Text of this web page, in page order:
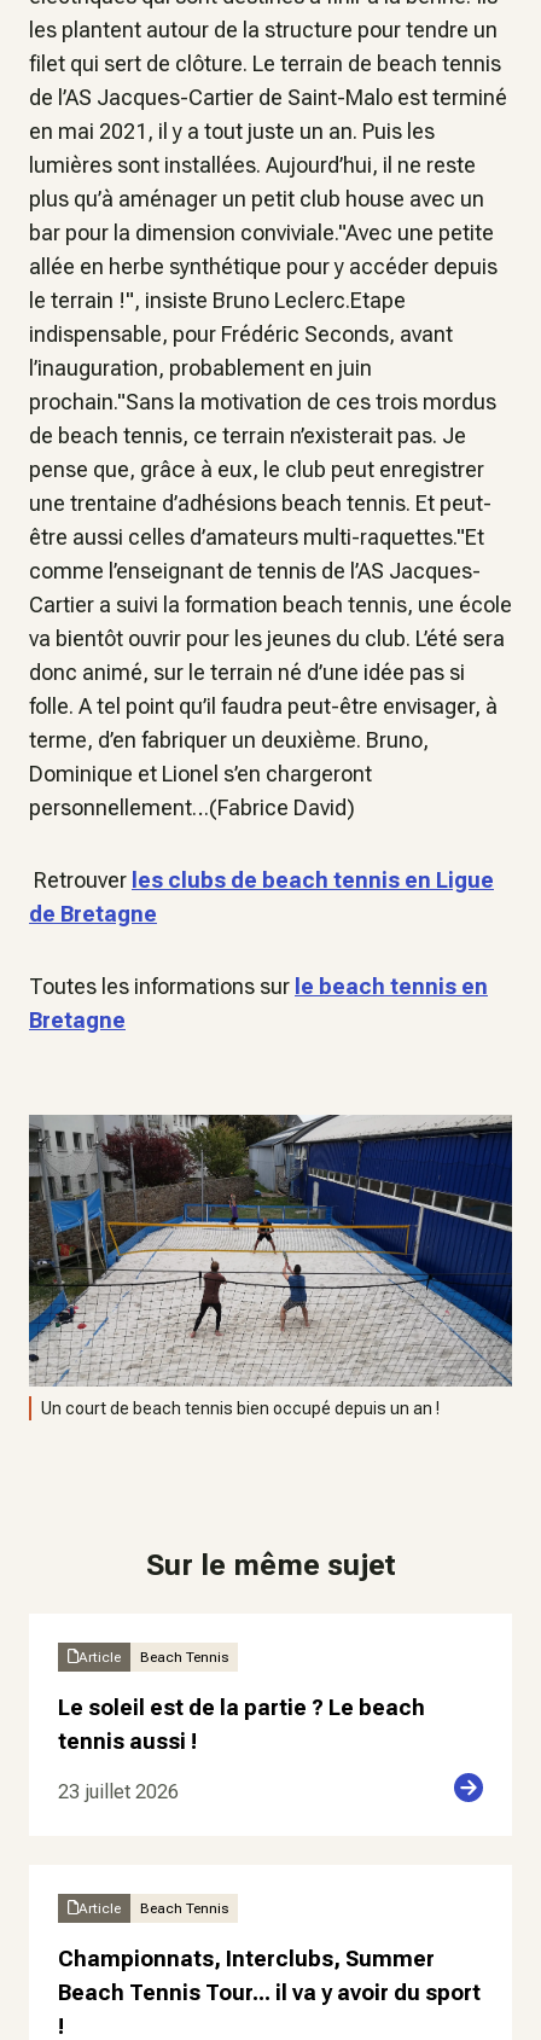
les plantent autour de la structure pour tendre un
filet qui sert de clôture. Le terrain de beach tennis
de l’AS Jacques-Cartier de Saint-Malo est terminé
en mai 2021, il y a tout juste un an. Puis les
lumières sont installées. Aujourd’hui, il ne reste
plus qu’à aménager un petit club house avec un
bar pour la dimension conviviale."Avec une petite
allée en herbe synthétique pour y accéder depuis
le terrain !", insiste Bruno Leclerc.Etape
indispensable, pour Frédéric Seconds, avant
l’inauguration, probablement en juin
prochain."Sans la motivation de ces trois mordus
de beach tennis, ce terrain n’existerait pas. Je
pense que, grâce à eux, le club peut enregistrer
une trentaine d’adhésions beach tennis. Et peut-
être aussi celles d’amateurs multi-raquettes."Et
comme l’enseignant de tennis de l’AS Jacques-
Cartier a suivi la formation beach tennis, une école
va bientôt ouvrir pour les jeunes du club. L’été sera
donc animé, sur le terrain né d’une idée pas si
folle. A tel point qu’il faudra peut-être envisager, à
terme, d’en fabriquer un deuxième. Bruno,
Dominique et Lionel s’en chargeront
personnellement…(Fabrice David)
Retrouver les clubs de beach tennis en Ligue
de Bretagne
Toutes les informations sur le beach tennis en
Bretagne
Un court de beach tennis bien occupé depuis un an !
Sur le même sujet
Article Beach Tennis
Le soleil est de la partie ? Le beach
tennis aussi !
23 juillet 2026
Article Beach Tennis
Championnats, Interclubs, Summer
Beach Tennis Tour... il va y avoir du sport
!